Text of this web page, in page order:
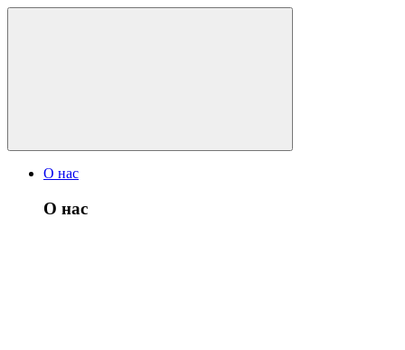
О нас
О нас